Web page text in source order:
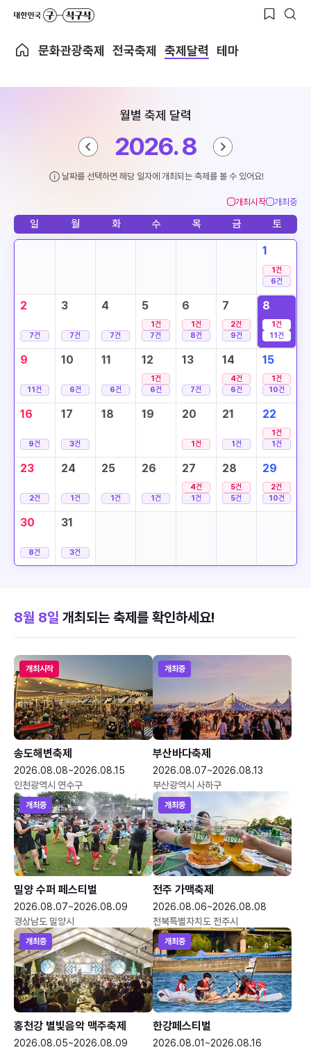
문화관광축제 전국축제 축제달력 테마
월별 축제 달력
2026. 8
날짜를 선택하면 해당 일자에 개최되는 축제를 볼 수 있어요!
개최시작 개최중
일 월 화 수 목 금 토
1
1건
6건
2
7건
3
7건
4
7건
5
1건
7건
6
1건
8건
7
2건
9건
8
1건
11건
9
11건
10
6건
11
6건
12
1건
6건
13
7건
14
4건
6건
15
1건
10건
16
9건
17
3건
18 19 20
1건
21
1건
22
1건
1건
23
2건
24
1건
25
1건
26
1건
27
4건
1건
28
5건
5건
29
2건
10건
30
8건
31
3건
8월 8일 개최되는 축제를 확인하세요!
개최시작
송도해변축제
2026.08.08~2026.08.15
인천광역시 연수구
개최중
부산바다축제
2026.08.07~2026.08.13
부산광역시 사하구
개최중
밀양 수퍼 페스티벌
2026.08.07~2026.08.09
경상남도 밀양시
개최중
전주 가맥축제
2026.08.06~2026.08.08
전북특별자치도 전주시
개최중
홍천강 별빛음악 맥주축제
2026.08.05~2026.08.09
개최중
한강페스티벌
2026.08.01~2026.08.16